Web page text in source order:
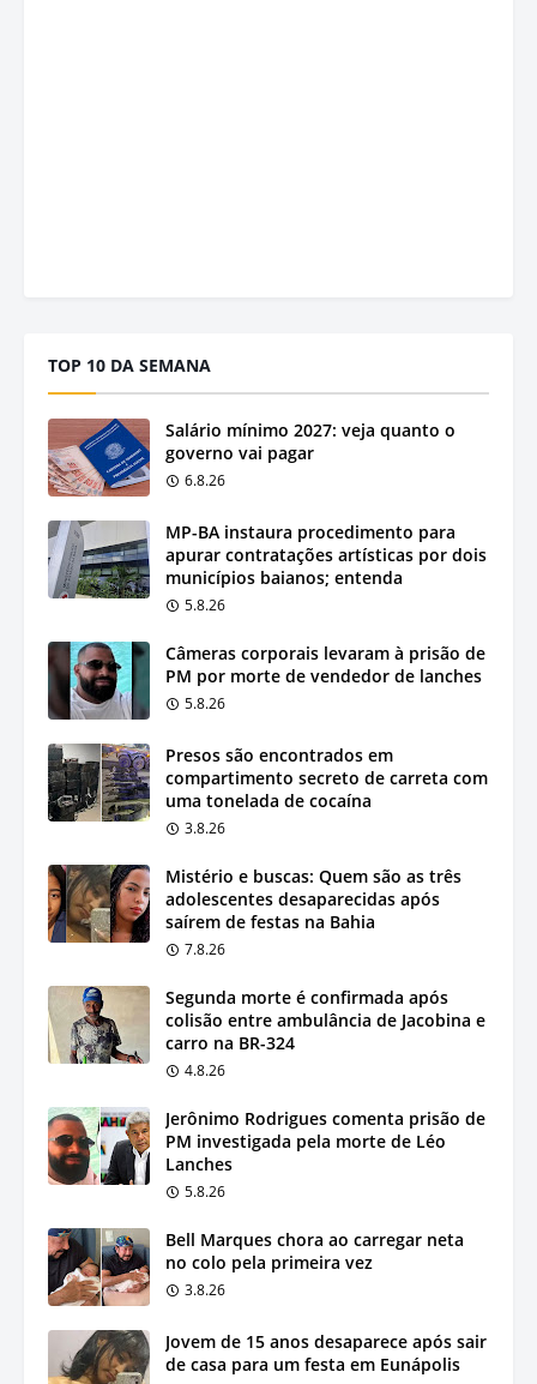
TOP 10 DA SEMANA
Salário mínimo 2027: veja quanto o
governo vai pagar
6.8.26
MP-BA instaura procedimento para
apurar contratações artísticas por dois
municípios baianos; entenda
5.8.26
Câmeras corporais levaram à prisão de
PM por morte de vendedor de lanches
5.8.26
Presos são encontrados em
compartimento secreto de carreta com
uma tonelada de cocaína
3.8.26
Mistério e buscas: Quem são as três
adolescentes desaparecidas após
saírem de festas na Bahia
7.8.26
Segunda morte é confirmada após
colisão entre ambulância de Jacobina e
carro na BR-324
4.8.26
Jerônimo Rodrigues comenta prisão de
PM investigada pela morte de Léo
Lanches
5.8.26
Bell Marques chora ao carregar neta
no colo pela primeira vez
3.8.26
Jovem de 15 anos desaparece após sair
de casa para um festa em Eunápolis